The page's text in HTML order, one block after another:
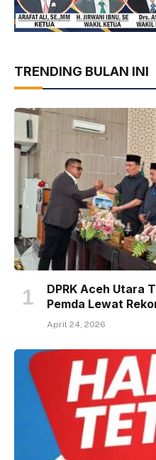
TRENDING BULAN INI
DPRK Aceh Utara
Pemda Lewat
April 24, 2026